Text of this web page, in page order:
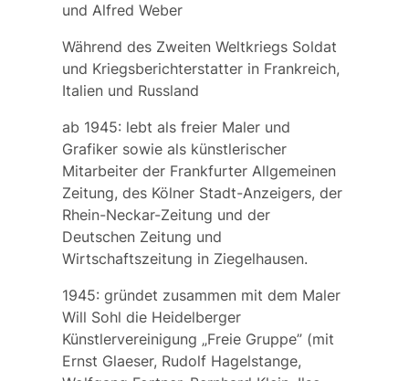
und Alfred Weber
Während des Zweiten Weltkriegs Soldat
und Kriegsberichterstatter in Frankreich,
Italien und Russland
ab 1945: lebt als freier Maler und
Grafiker sowie als künstlerischer
Mitarbeiter der Frankfurter Allgemeinen
Zeitung, des Kölner Stadt-Anzeigers, der
Rhein-Neckar-Zeitung und der
Deutschen Zeitung und
Wirtschaftszeitung in Ziegelhausen.
1945: gründet zusammen mit dem Maler
Will Sohl die Heidelberger
Künstlervereinigung „Freie Gruppe” (mit
Ernst Glaeser, Rudolf Hagelstange,